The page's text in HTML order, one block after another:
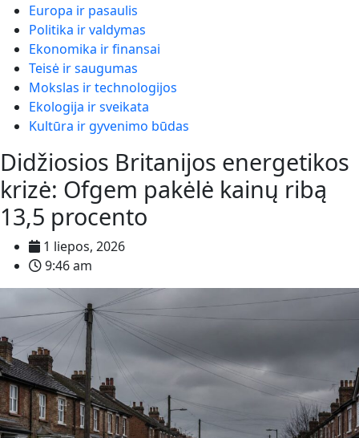
Europa ir pasaulis
Politika ir valdymas
Ekonomika ir finansai
Teisė ir saugumas
Mokslas ir technologijos
Ekologija ir sveikata
Kultūra ir gyvenimo būdas
Didžiosios Britanijos energetikos
krizė: Ofgem pakėlė kainų ribą
13,5 procento
1 liepos, 2026
9:46 am